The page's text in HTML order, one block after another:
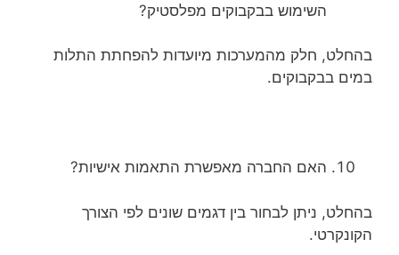
השימוש בבקבוקים מפלסטיק?
בהחלט, חלק מהמערכות מיועדות להפחתת התלות
במים בבקבוקים.
האם החברה מאפשרת התאמות אישיות?
בהחלט, ניתן לבחור בין דגמים שונים לפי הצורך
הקונקרטי.